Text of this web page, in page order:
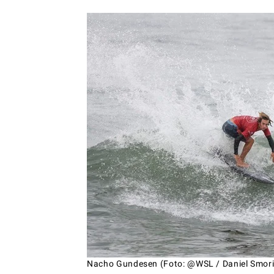
Nacho Gundesen (Foto: @WSL / Daniel